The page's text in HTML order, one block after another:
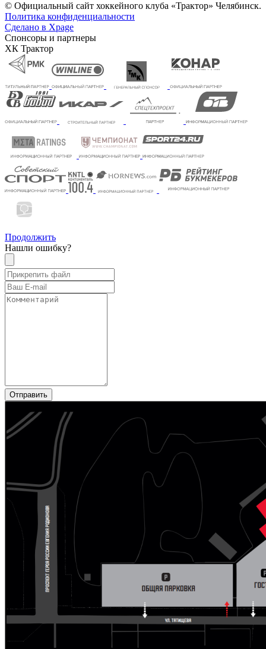
© Официальный сайт хоккейного клуба «Трактор» Челябинск.
Политика конфиденциальности
Сделано в Xpage
Спонсоры и партнеры
ХК Трактор
Продолжить
Нашли ошибку?